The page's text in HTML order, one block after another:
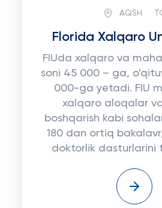
AQSH
Florida Xalqaro
FIUda xalqaro va
soni 45 000 – ga,
000-ga yetadi. FIU
xalqaro aloqalar
boshqarish kabi
180 dan ortiq
doktorlik dasturlarini